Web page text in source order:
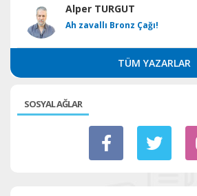
Alper TURGUT
Ah zavallı Bronz Çağı!
TÜM YAZARLAR
SOSYAL AĞLAR